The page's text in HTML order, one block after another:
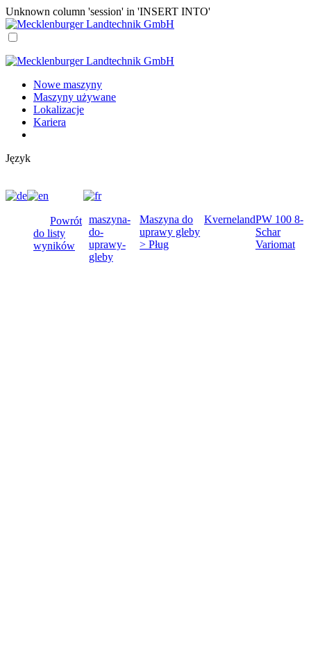
Unknown column 'session' in 'INSERT INTO'
Nowe maszyny
Maszyny używane
Lokalizacje
Kariera
Język
Powrót
do listy
wyników
maszyna-
do-
uprawy-
gleby
Maszyna do
uprawy gleby
> Pług
KvernelandPW 100 8-
Schar
Variomat